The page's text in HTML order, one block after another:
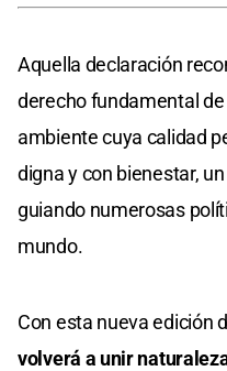
Aquella declaración
derecho fundamental
ambiente cuya calidad
digna y con bienestar,
guiando numerosas
mundo.
Con esta nueva edición
volverá a unir